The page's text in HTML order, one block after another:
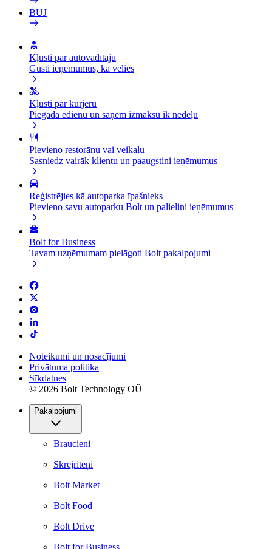
BUJ
Kļūsti par autovadītāju
Gūsti ieņēmumus, kā vēlies
Kļūsti par kurjeru
Piegādā ēdienu un saņem izmaksu ik nedēļu
Pievieno restorānu vai veikalu
Sasniedz vairāk klientu un paaugstini ieņēmumus
Reģistrējies kā autoparka īpašnieks
Pievieno savu autoparku Bolt un palielini ieņēmumus
Bolt for Business
Tavam uzņēmumam pielāgoti Bolt pakalpojumi
Noteikumi un nosacījumi
Privātuma politika
Sīkdatnes
© 2026 Bolt Technology OÜ
Pakalpojumi
Braucieni
Skrejriteņi
Bolt Market
Bolt Food
Bolt Drive
Bolt for Business